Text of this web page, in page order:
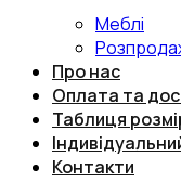
Меблі
Про нас
Оплата та
Таблиця
Контакти